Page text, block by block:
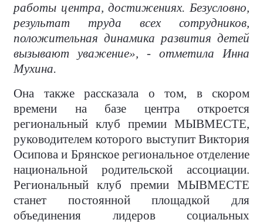
работы центра, достижениях. Безусловно,
результат труда всех сотрудников,
положительная динамика развития детей
вызывают уважение», - отметила Инна
Мухина.
Она также рассказала о том, в скором
времени на базе центра откроется
региональный клуб премии МЫВМЕСТЕ,
руководителем которого выступит Виктория
Осипова и Брянское региональное отделение
национальной родительской ассоциации.
Региональный клуб премии МЫВМЕСТЕ
станет постоянной площадкой для
объединения лидеров социальных